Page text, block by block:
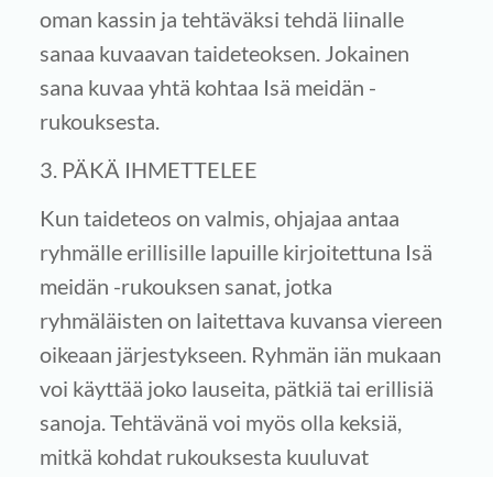
oman kassin ja tehtäväksi tehdä liinalle
sanaa kuvaavan taideteoksen. Jokainen
sana kuvaa yhtä kohtaa Isä meidän -
rukouksesta.
3. PÄKÄ IHMETTELEE
Kun taideteos on valmis, ohjajaa antaa
ryhmälle erillisille lapuille kirjoitettuna Isä
meidän -rukouksen sanat, jotka
ryhmäläisten on laitettava kuvansa viereen
oikeaan järjestykseen. Ryhmän iän mukaan
voi käyttää joko lauseita, pätkiä tai erillisiä
sanoja. Tehtävänä voi myös olla keksiä,
mitkä kohdat rukouksesta kuuluvat